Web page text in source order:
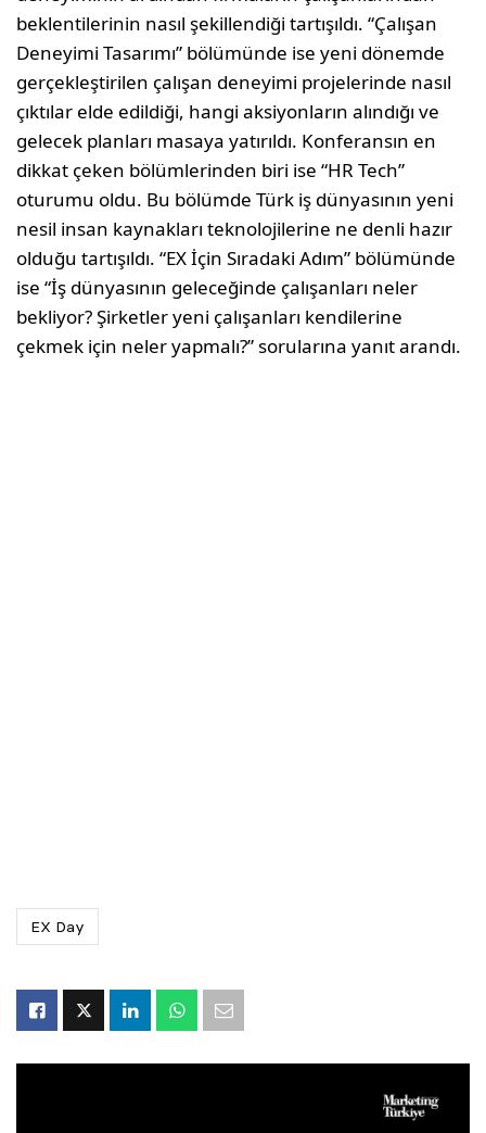
beklentilerinin nasıl şekillendiği tartışıldı. “Çalışan
Deneyimi Tasarımı” bölümünde ise yeni dönemde
gerçekleştirilen çalışan deneyimi projelerinde nasıl
çıktılar elde edildiği, hangi aksiyonların alındığı ve
gelecek planları masaya yatırıldı. Konferansın en
dikkat çeken bölümlerinden biri ise “HR Tech”
oturumu oldu. Bu bölümde Türk iş dünyasının yeni
nesil insan kaynakları teknolojilerine ne denli hazır
olduğu tartışıldı. “EX İçin Sıradaki Adım” bölümünde
ise “İş dünyasının geleceğinde çalışanları neler
bekliyor? Şirketler yeni çalışanları kendilerine
çekmek için neler yapmalı?” sorularına yanıt arandı.
EX Day